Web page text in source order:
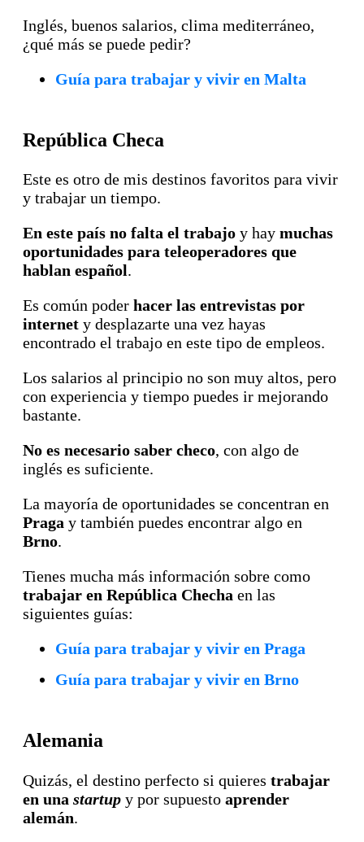
Inglés, buenos salarios, clima mediterráneo,
¿qué más se puede pedir?
Guía para trabajar y vivir en Malta
República Checa
Este es otro de mis destinos favoritos para vivir
y trabajar un tiempo.
En este país no falta el trabajo y hay muchas
oportunidades para teleoperadores que
hablan español.
Es común poder hacer las entrevistas por
internet y desplazarte una vez hayas
encontrado el trabajo en este tipo de empleos.
Los salarios al principio no son muy altos, pero
con experiencia y tiempo puedes ir mejorando
bastante.
No es necesario saber checo, con algo de
inglés es suficiente.
La mayoría de oportunidades se concentran en
Praga y también puedes encontrar algo en
Brno.
Tienes mucha más información sobre como
trabajar en República Checha en las
siguientes guías:
Guía para trabajar y vivir en Praga
Guía para trabajar y vivir en Brno
Alemania
Quizás, el destino perfecto si quieres trabajar
en una startup y por supuesto aprender
alemán.